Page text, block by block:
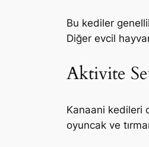
Bu kediler
Diğer evcil
Aktivite
Kanaani kedileri
oyuncak ve